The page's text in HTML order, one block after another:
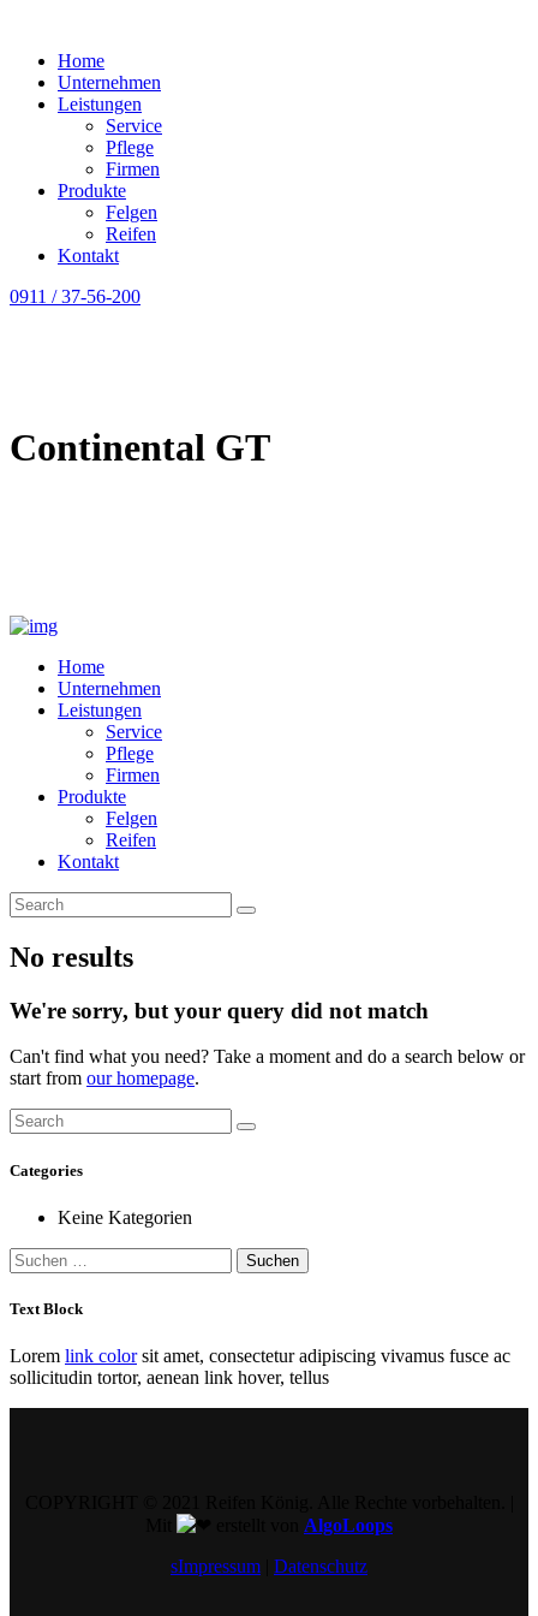
Home
Unternehmen
Leistungen
Service
Pflege
Firmen
Produkte
Felgen
Reifen
Kontakt
0911 / 37-56-200
Continental GT
Home
Unternehmen
Leistungen
Service
Pflege
Firmen
Produkte
Felgen
Reifen
Kontakt
No results
We're sorry, but your query did not match
Can't find what you need? Take a moment and do a search below or
start from our homepage.
Categories
Keine Kategorien
Suchen
nach:
Text Block
Lorem link colorsit amet, consectetur adipiscing vivamus fusce ac
sollicitudin tortor, aenean link hover, tellus
AlgoLoops
sImpressum
Datenschutz